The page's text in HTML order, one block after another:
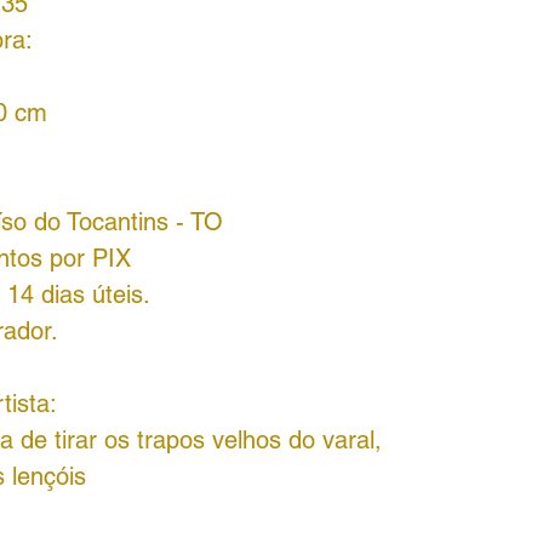
cm
do Tocantins - TO
por PIX
dias úteis.
de tirar os trapos velhos do varal,
lençóis